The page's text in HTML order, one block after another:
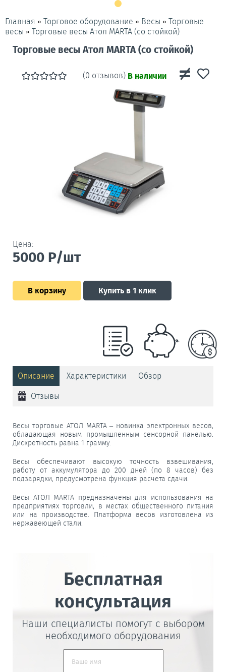
Главная » Торговое оборудование » Весы » Торговые
весы » Торговые весы Атол MARTA (со стойкой)
Торговые весы Атол MARTA (со стойкой)
(0 отзывов) В наличии
Цена:
5000 Р/шт
В корзину Купить в 1 клик
Описание Характеристики Обзор
Отзывы
Весы торговые АТОЛ MARTA – новинка электронных весов,
обладающая новым промышленным сенсорной панелью.
Дискретность равна 1 грамму.
Весы обеспечивают высокую точность взвешивания,
работу от аккумулятора до 200 дней (по 8 часов) без
подзарядки, предусмотрена функция расчета сдачи.
Весы АТОЛ MARTA предназначены для использования на
предприятиях торговли, в местах общественного питания
или на производстве. Платформа весов изготовлена из
нержавеющей стали.
Бесплатная
консультация
Наши специалисты помогут с выбором
необходимого оборудования